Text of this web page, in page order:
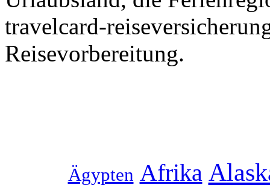
travelcard-
Reisevorbereitung.
Ägypten Afrika